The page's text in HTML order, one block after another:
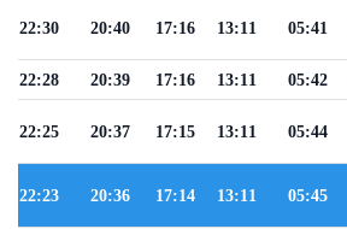
05:41
13:11
17:16
20:40
22:30
05:42
13:11
17:16
20:39
22:28
05:44
13:11
17:15
20:37
22:25
05:45
13:11
17:14
20:36
22:23